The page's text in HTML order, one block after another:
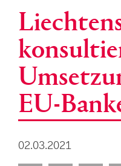
EU-
02.03.2021